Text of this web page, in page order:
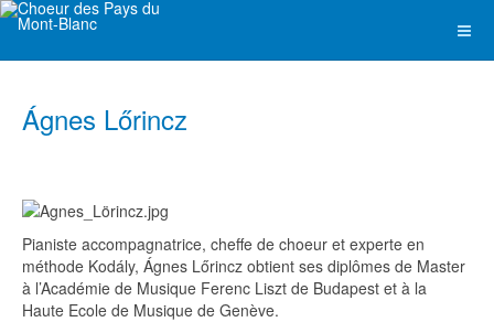
Ágnes Lőrincz
Pianiste accompagnatrice, cheffe de choeur et experte en
méthode Kodály, Ágnes Lőrincz obtient ses diplômes de Master
à l’Académie de Musique Ferenc Liszt de Budapest et à la
Haute Ecole de Musique de Genève.